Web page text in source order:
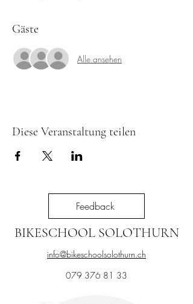
Gäste
Alle ansehen
Diese Veranstaltung teilen
Feedback
BIKESCHOOL SOLOTHURN
info@bikeschoolsolothurn.ch
079 376 81 33